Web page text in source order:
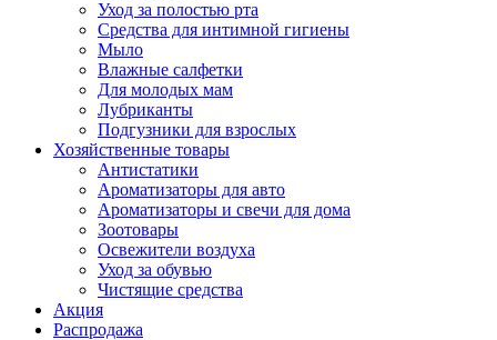
Уход за полостью рта
Средства для интимной гигиены
Мыло
Влажные салфетки
Для молодых мам
Лубриканты
Подгузники для взрослых
Хозяйственные товары
Антистатики
Ароматизаторы для авто
Ароматизаторы и свечи для дома
Зоотовары
Освежители воздуха
Уход за обувью
Чистящие средства
Акция
Распродажа